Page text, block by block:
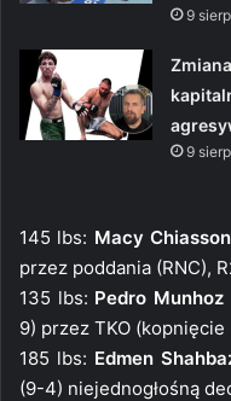
9
9
145 lbs: Macy Chiasson
przez poddania (RNC),
135 lbs: Pedro Munhoz
9) przez TKO (kopnięcie
185 lbs: Edmen
(9-4) niejednogłośną